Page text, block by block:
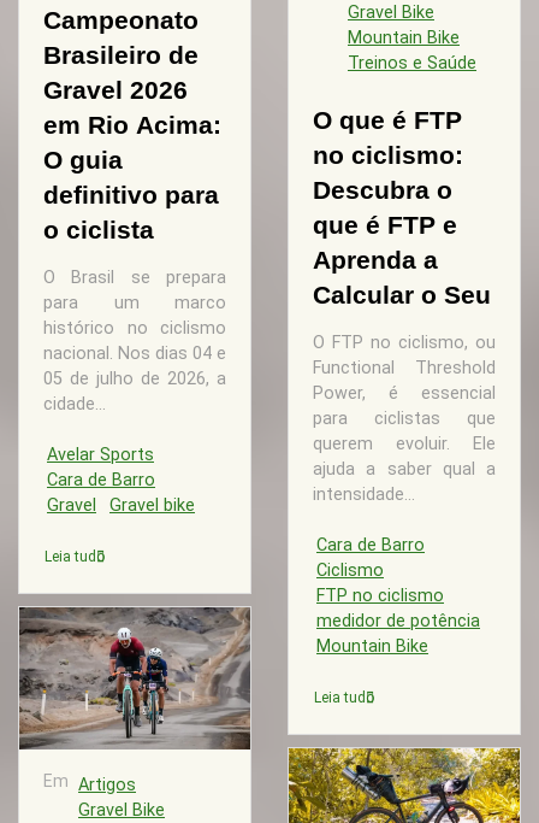
Campeonato
Brasileiro de
Gravel 2026
em Rio Acima:
O guia
definitivo para
o ciclista
O Brasil se prepara
para um marco
histórico no ciclismo
nacional. Nos dias 04 e
05 de julho de 2026, a
cidade...
Avelar Sports
Cara de Barro
Gravel
Gravel bike
Leia tudo
Em Artigos
Gravel Bike
Gravel Bike
Mountain Bike
Treinos e Saúde
O que é FTP
no ciclismo:
Descubra o
que é FTP e
Aprenda a
Calcular o Seu
O FTP no ciclismo, ou
Functional Threshold
Power, é essencial
para ciclistas que
querem evoluir. Ele
ajuda a saber qual a
intensidade...
Cara de Barro
Ciclismo
FTP no ciclismo
medidor de potência
Mountain Bike
Leia tudo